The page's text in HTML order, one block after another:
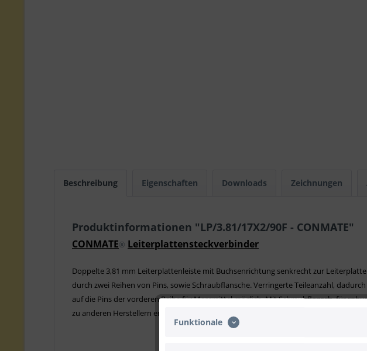
Beschreibung Eigenschaften Downloads Zeichnungen
Produktinformationen "LP/3.81/17X2/90F - CONMATE"
CONMATE® Leiterplattensteckverbinder
Doppelte 3,81 mm Leiterplattenleiste mit Buchsenrichtung senkrecht zur
durch zwei Reihen von Pins, sowie Schraubflansche. Verringerte Teileanzahl,
auf die Pins der vorderen Reihe für Messmittel möglich. Mit Schraubflansch, für
zu anderen Herstellern ermöglicht den schrittweisen Umstieg.
Funktionale